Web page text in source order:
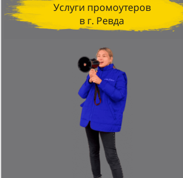
Услуги промоутеров
в г. Ревда